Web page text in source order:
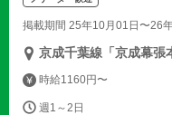
掲載期間 25年10月01日〜26
京成千葉線「京成幕張
時給1160円〜
週1～2日